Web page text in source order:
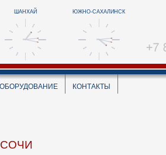
ШАНХАЙ ЮЖНО-САХАЛИНСК
ОБОРУДОВАНИЕ КОНТАКТЫ